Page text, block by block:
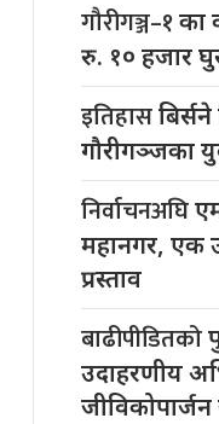
गौरीगञ्ज–१का
रु. १० हजार
इतिहास
गौरीगञ्जका
निर्वाचनअघि
महानगर, एक
प्रस्ताव
बाढीपीडितको
उदाहरणीय